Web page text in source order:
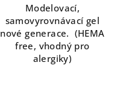
Modelovací,
samovyrovnávací gel
nové generace. (HEMA
free, vhodný pro
alergiky)